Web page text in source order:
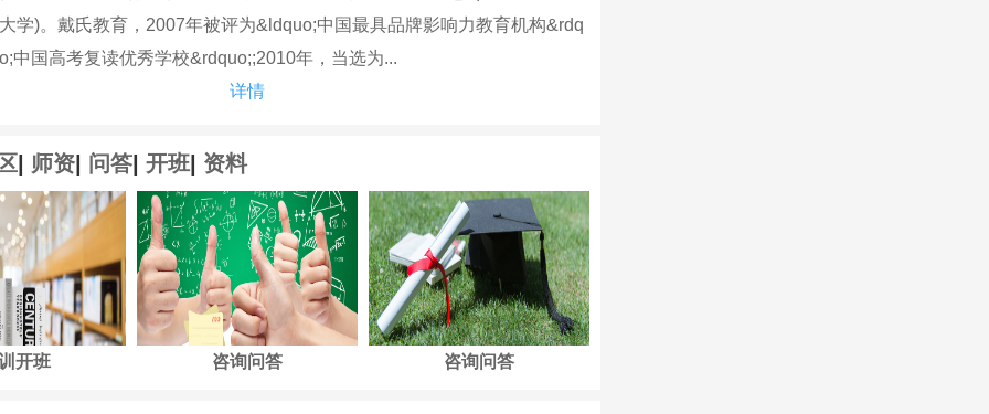
学)。戴氏教育，2007年被评为&ldquo;中国最具品牌影响力教育机构&rdq
中国高考复读优秀学校&rdquo;;2010年，当选为...
详情
| 师资| 问答| 开班| 资料
开班 咨询问答 咨询问答